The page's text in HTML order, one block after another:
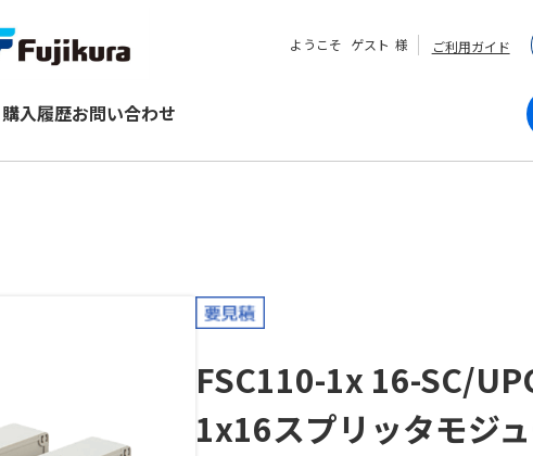
ようこそ ゲスト 様 ご利用ガイド
購入履歴お問い合わせ
FSC110-1x 16-SC/
1x16スプリッタモジ